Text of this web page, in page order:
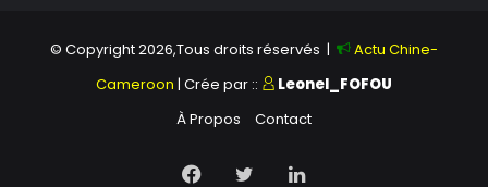
© Copyright 2026,Tous droits réservés |
Actu Chine-
Cameroon | Crée par ::
Leonel_FOFOU
À Propos
Contact
Facebook
TwitterLinkedin